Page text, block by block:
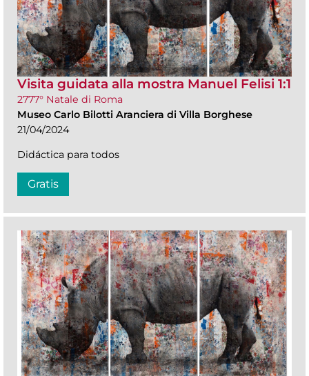
Visita guidata alla mostra Manuel Felisi 1:1
2777° Natale di Roma
Museo Carlo Bilotti Aranciera di Villa Borghese
21/04/2024
Didáctica para todos
Gratis